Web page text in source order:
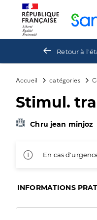
Retour à
Accueil catégories
Stimul.
Chru jean minjoz
En cas
INFORMATIONS
Panneau de gestion des